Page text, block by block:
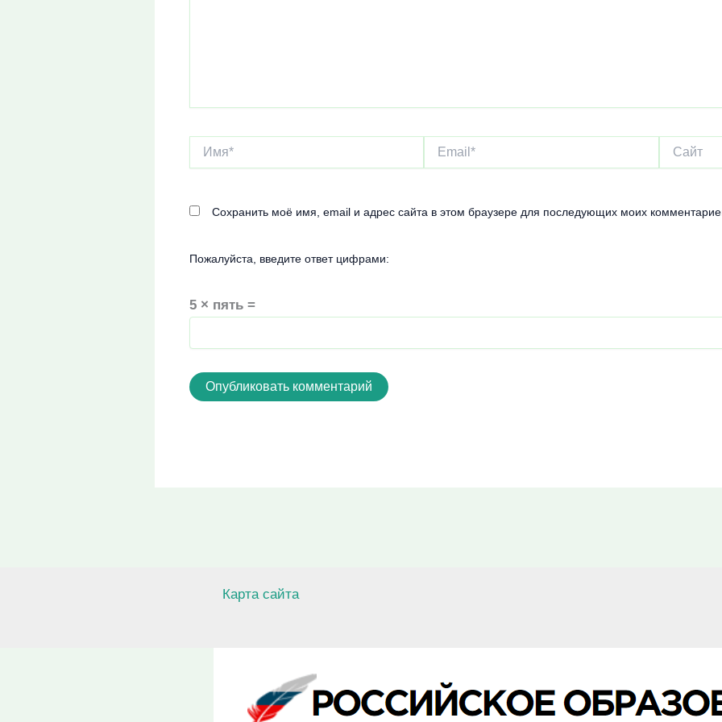
Имя* Email* Сайт
Сохранить моё имя, email и адрес сайта в этом браузере для последующих моих
Пожалуйста, введите ответ цифрами:
5 × пять =
Карта сайта